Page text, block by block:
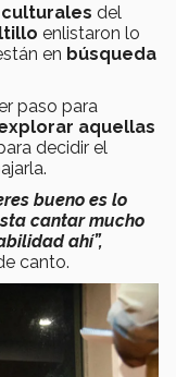
del
enlistaron lo
en búsqueda
paso para
aquellas
para decidir el
bueno es lo
cantar mucho
ahí”,
canto.